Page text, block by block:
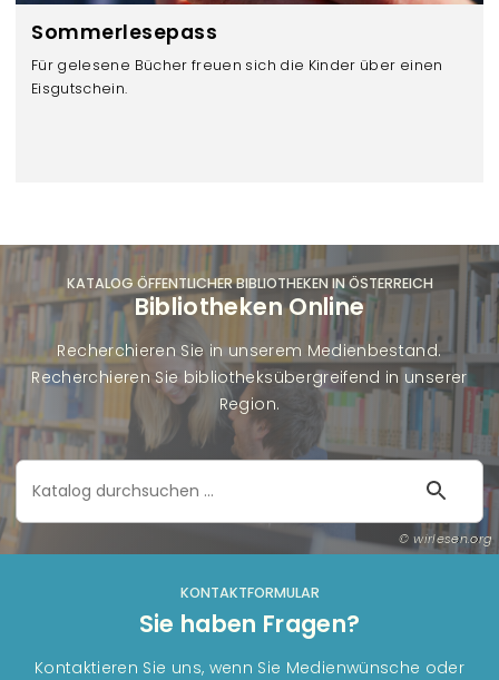
Sommerlesepass
Für gelesene Bücher freuen sich die Kinder über einen
Eisgutschein.
wirlesen.org
KATALOG ÖFFENTLICHER BIBLIOTHEKEN IN ÖSTERREICH
Bibliotheken Online
Recherchieren Sie in unserem Medienbestand.
Recherchieren Sie bibliotheksübergreifend in unserer
Region.
Katalog
durchsuchen
KONTAKTFORMULAR
Sie haben Fragen?
Kontaktieren Sie uns, wenn Sie Medienwünsche oder